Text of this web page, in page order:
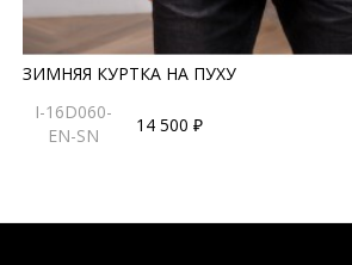
ЗИМНЯЯ КУРТКА НА ПУХУ
I-16D060-
EN-SN
14 500 ₽